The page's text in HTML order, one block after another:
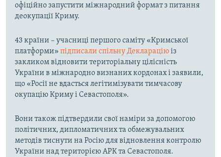
офіційно запустити міжнародний формат з питання
деокупації Криму.
43 країни – учасниці першого саміту «Кримської
платформи» підписали спільну Деклараціюіз
закликом відновити територіальну цілісність
України в міжнародно визнаних кордонах і заявили,
що «Росії не вдасться легітимізувати тимчасову
окупацію Криму і Севастополя».
Вони також підтвердили свої наміри за допомогою
політичних, дипломатичних та обмежувальних
методів тиснути на Росію для відновлення контролю
України над територією АРК та Севастополя.